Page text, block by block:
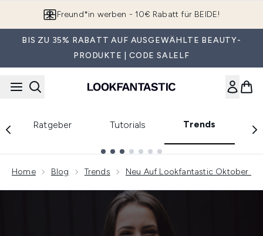
Freund*in werben - 10€ Rabatt für BEIDE!
BIS ZU 35% RABATT AUF AUSGEWÄHLTE BEAUTY-
PRODUKTE | CODE SALELF
Ratgeber Tutorials Trends
Home Blog Trends Neu Auf Lookfantastic Oktober